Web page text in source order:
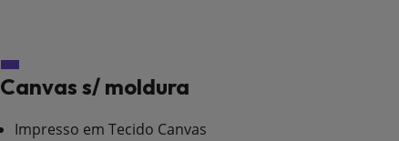
Canvas s/ moldura
Impresso em Tecido Canvas